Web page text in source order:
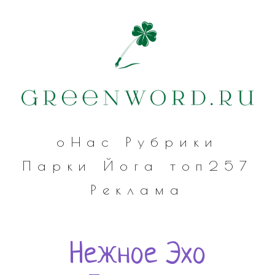
оНас
Рубрики
Парки
Йога
топ257
Реклама
Нежное Эхо